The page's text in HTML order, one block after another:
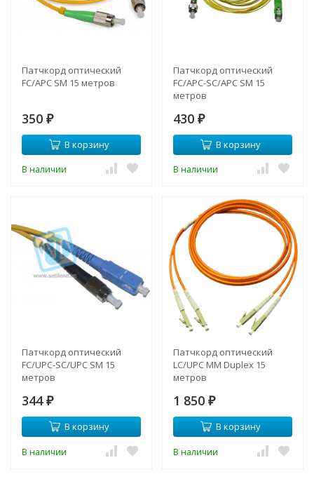
Патчкорд оптический
FC/APC SM 15 метров
350 ₽
В корзину
В наличии
Патчкорд оптический
FC/APC-SC/APC SM 15
метров
430 ₽
В корзину
В наличии
Патчкорд оптический
FC/UPC-SC/UPC SM 15
метров
344 ₽
В корзину
В наличии
Патчкорд оптический
LC/UPC MM Duplex 15
метров
1 850 ₽
В корзину
В наличии